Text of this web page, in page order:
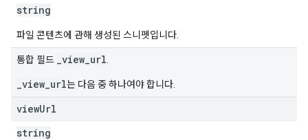
string
파일 콘텐츠에 관해 생성된 스니펫입니다.
통합 필드 _view_url
_view_url는 다음 중 하나여야 합니다.
viewUrl
string